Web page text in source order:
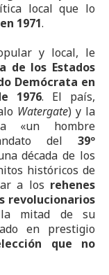
local que lo
1971.
y local, le
de los Estados
Demócrata en
1976. El país,
Watergate) y la
«un hombre
del 39º
década de los
históricos de
a los rehenes
revolucionarios
mitad de su
en prestigio
que no